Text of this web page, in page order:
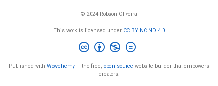
© 2024 Robson Oliveira
This work is licensed under CC BY NC ND 4.0
Published with Wowchemy — the free, open source website builder that empowers
creators.